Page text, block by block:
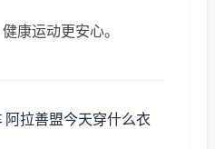
康运动更安心。
阿拉善盟今天穿什么衣